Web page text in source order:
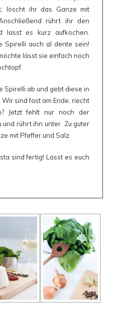
löscht ihr das Ganze mit
rührt ihr den
lasst es kurz aufkochen.
Spirelli auch al dente sein!
lässt sie einfach noch
Spirelli ab und gebt diese in
sind fast am Ende, riecht
Jetzt fehlt nur noch der
und rührt ihn unter. Zu guter
mit Pfeffer und Salz.
sind fertig! Lasst es euch